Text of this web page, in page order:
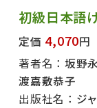
初級日本
定価 4,070円
著者名： 坂野
渡嘉敷恭子
出版社名： ジ